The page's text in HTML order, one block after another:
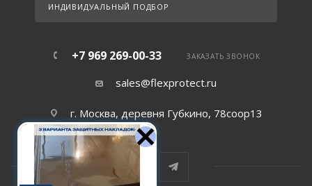
ИНДИВИДУАЛЬНЫЙ ПОДБОР
+7 969 269-00-33 ЗАКАЗАТЬ ЗВОНОК
sales@flexprotect.ru
г. Москва, деревня Губкино, 78соор13